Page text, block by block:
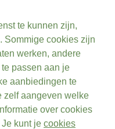
te kunnen zijn,
Sommige cookies zijn
werken, andere
passen aan je
aanbiedingen te
zelf aangeven welke
over cookies
Je kunt je cookies